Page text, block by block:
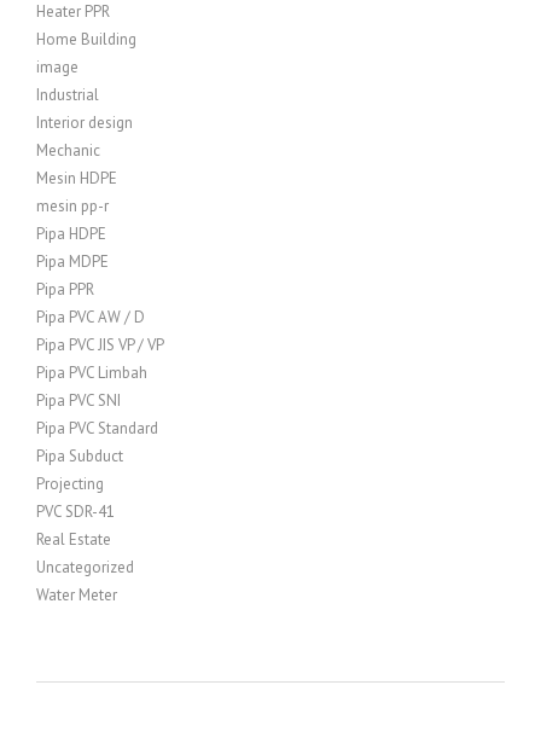
Heater PPR
Home Building
image
Industrial
Interior design
Mechanic
Mesin HDPE
mesin pp-r
Pipa HDPE
Pipa MDPE
Pipa PPR
Pipa PVC AW / D
Pipa PVC JIS VP / VP
Pipa PVC Limbah
Pipa PVC SNI
Pipa PVC Standard
Pipa Subduct
Projecting
PVC SDR-41
Real Estate
Uncategorized
Water Meter